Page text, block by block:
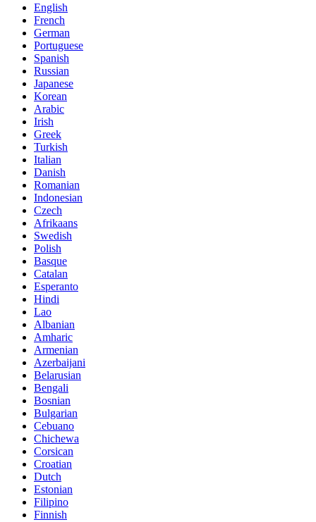
English
French
German
Portuguese
Spanish
Russian
Japanese
Korean
Arabic
Irish
Greek
Turkish
Italian
Danish
Romanian
Indonesian
Czech
Afrikaans
Swedish
Polish
Basque
Catalan
Esperanto
Hindi
Lao
Albanian
Amharic
Armenian
Azerbaijani
Belarusian
Bengali
Bosnian
Bulgarian
Cebuano
Chichewa
Corsican
Croatian
Dutch
Estonian
Filipino
Finnish